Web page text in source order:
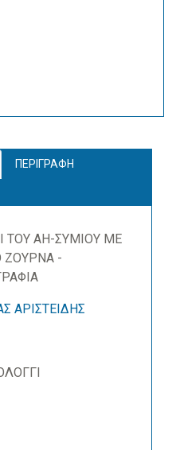
ΠΕΡΙΓΡΑΦΗ
ΤΟΥ ΑΗ-ΣΥΜΙΟΥ ΜΕ
ΖΟΥΡΝΑ -
ΑΡΙΣΤΕΙΔΗΣ